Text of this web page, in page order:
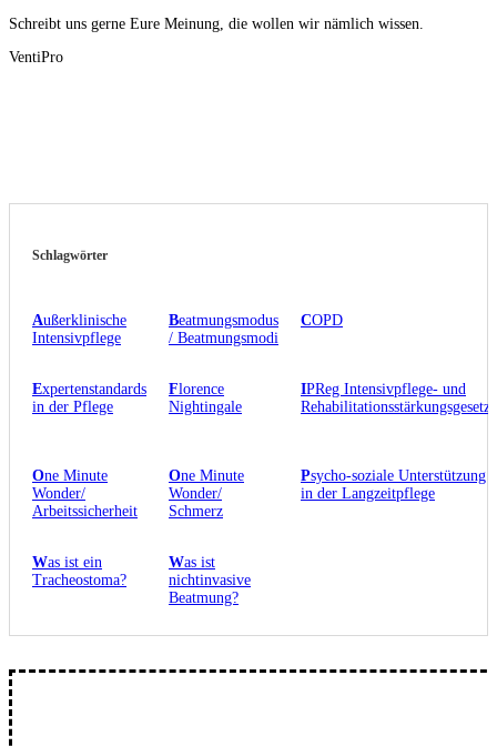
Schreibt uns gerne Eure Meinung, die wollen wir nämlich wissen.
VentiPro
Schlagwörter
Außerklinische
Intensivpflege
Beatmungsmodus
/ Beatmungsmodi
COPD
Expertenstandards
in der Pflege
Florence
Nightingale
IPReg Intensivpflege- und
Rehabilitationsstärkungsgesetz
One Minute
Wonder/
Arbeitssicherheit
One Minute
Wonder/
Schmerz
Psycho-soziale Unterstützung
in der Langzeitpflege
Was ist ein
Tracheostoma?
Was ist
nichtinvasive
Beatmung?